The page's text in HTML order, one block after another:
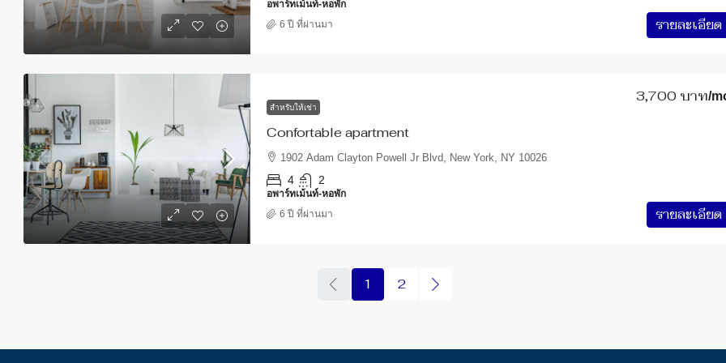
อพาร์ทเม้นท์-หอพัก
รายละเอียด
6 ปี ที่ผ่านมา
สำหรับให้เช่า
Confortable apartment
3,700 บาท/
1902 Adam Clayton Powell Jr Blvd, New York, NY 10026
4 2
อพาร์ทเม้นท์-หอพัก
รายละเอียด
6 ปี ที่ผ่านมา
1 2